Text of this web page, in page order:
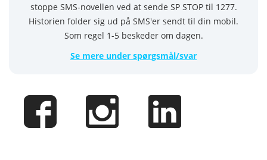
stoppe SMS-novellen ved at sende SP STOP til 1277.
Historien folder sig ud på SMS'er sendt til din mobil.
Som regel 1-5 beskeder om dagen.
Se mere under spørgsmål/svar